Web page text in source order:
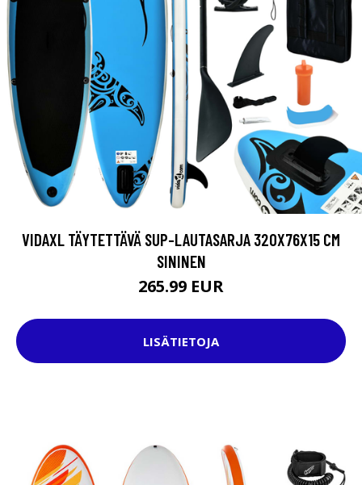
VIDAXL TÄYTETTÄVÄ SUP-LAUTASARJA 320X76X15 CM
SININEN
265.99 EUR
LISÄTIETOJA